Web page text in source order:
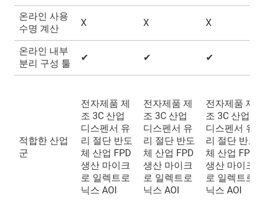
온라인 사용
수명 계산
X X X
온라인 내부
분리 구성 툴
✔ ✔ ✔
적합한 산업
군
전자제품 제
조 3C 산업
디스펜서 유
리 절단 반도
체 산업 FPD
생산 마이크
로 일렉트로
닉스 AOI
전자제품 제
조 3C 산업
디스펜서 유
리 절단 반도
체 산업 FPD
생산 마이크
로 일렉트로
닉스 AOI
전자제품 제
조 3C 산업
디스펜서 유
리 절단 반도
체 산업 FPD
생산 마이크
로 일렉트로
닉스 AOI